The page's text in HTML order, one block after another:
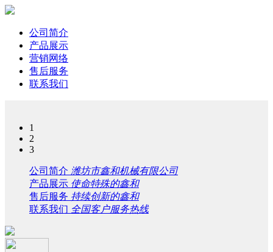
公司简介
产品展示
营销网络
售后服务
联系我们
1
2
3
公司简介 潍坊市鑫和机械有限公司
产品展示 使命特殊的鑫和
售后服务 持续创新的鑫和
联系我们 全国客户服务热线